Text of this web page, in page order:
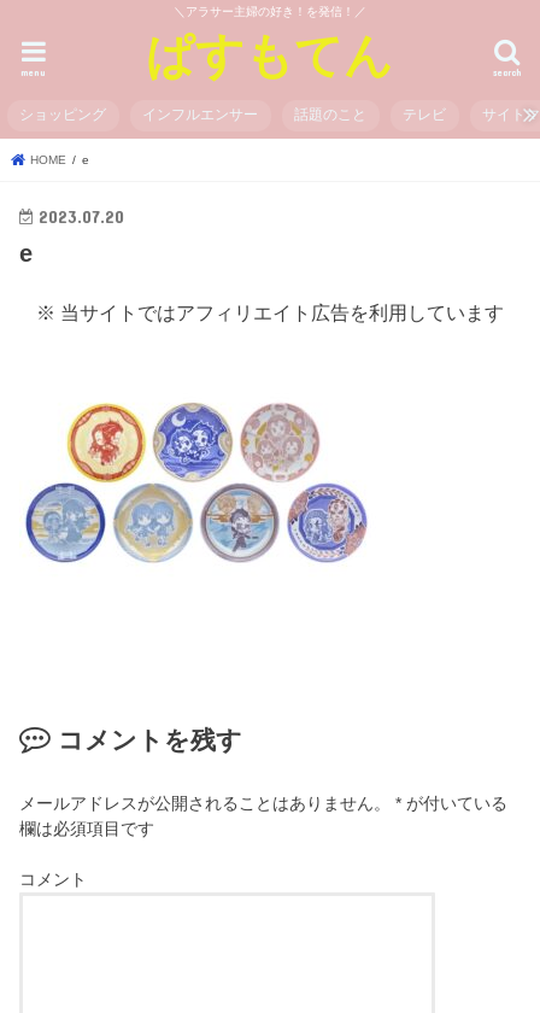
＼アラサー主婦の好き！を発信！／
ぱすもてん search
menu
ショッピング インフルエンサー 話題のこと テレビ サイト
HOME e
2023.07.20
e
※ 当サイトではアフィリエイト広告を利用しています
コメントを残す
メールアドレスが公開されることはありません。 * が付いている
欄は必須項目です
コメント